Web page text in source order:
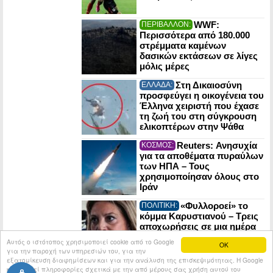
OK
Αυτός ο ιστότοπος χρησιμοποιεί cookie από το Google
για την παροχή των υπηρεσιών του, για την
εξατομίκευση διαφημίσεων και για την ανάλυση της επισκεψιμότητας. Η Google
κοινοποιεί πληροφορίες σχετικά με την από μέρους σας χρήση αυτού του
ΠΕΡΙΒΑΛΛΟΝ: WWF:
Περισσότερα από 180.000
στρέμματα καμένων
δασικών εκτάσεων σε λίγες
μόλις μέρες
ΕΛΛΑΔΑ: Στη Δικαιοσύνη
προσφεύγει η οικογένεια του
Έλληνα χειριστή που έχασε
τη ζωή του στη σύγκρουση
ελικοπτέρων στην Ψάθα
ΚΟΣΜΟΣ: Reuters: Ανησυχία
για τα αποθέματα πυραύλων
των ΗΠΑ – Τους
χρησιμοποίησαν όλους στο
Ιράν
ΠΟΛΙΤΙΚΗ: «Φυλλοροεί» το
κόμμα Καρυστιανού – Τρεις
αποχωρήσεις σε μια ημέρα